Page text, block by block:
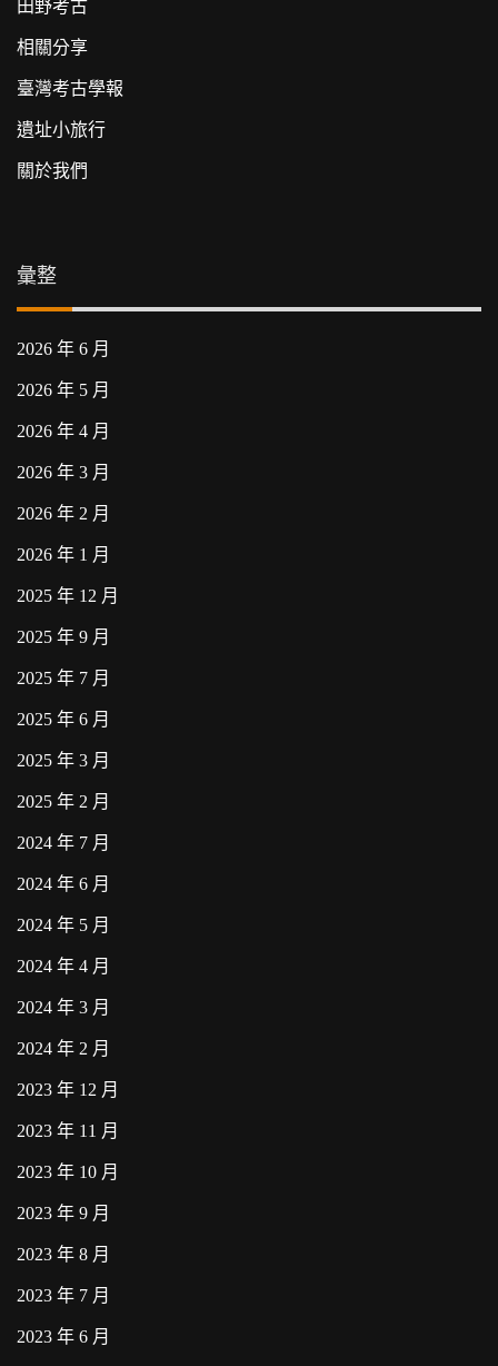
田野考古
相關分享
臺灣考古學報
遺址小旅行
關於我們
彙整
2026 年 6 月
2026 年 5 月
2026 年 4 月
2026 年 3 月
2026 年 2 月
2026 年 1 月
2025 年 12 月
2025 年 9 月
2025 年 7 月
2025 年 6 月
2025 年 3 月
2025 年 2 月
2024 年 7 月
2024 年 6 月
2024 年 5 月
2024 年 4 月
2024 年 3 月
2024 年 2 月
2023 年 12 月
2023 年 11 月
2023 年 10 月
2023 年 9 月
2023 年 8 月
2023 年 7 月
2023 年 6 月